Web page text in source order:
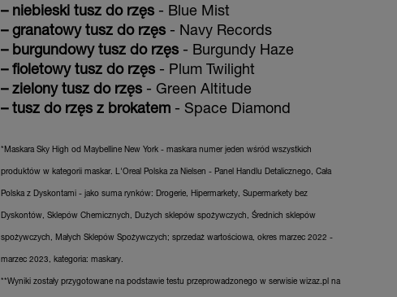
– niebieski tusz do rzęs - Blue Mist
– granatowy tusz do rzęs - Navy Records
– burgundowy tusz do rzęs - Burgundy Haze
– fioletowy tusz do rzęs - Plum Twilight
– zielony tusz do rzęs - Green Altitude
– tusz do rzęs z brokatem - Space Diamond
*Maskara Sky High od Maybelline New York - maskara numer jeden wśród wszystkich
produktów w kategorii maskar. L'Oreal Polska za Nielsen - Panel Handlu Detalicznego, Cała
Polska z Dyskontami - jako suma rynków: Drogerie, Hipermarkety, Supermarkety bez
Dyskontów, Sklepów Chemicznych, Dużych sklepów spożywczych, Średnich sklepów
spożywczych, Małych Sklepów Spożywczych; sprzedaż wartościowa, okres marzec 2022 -
marzec 2023, kategoria: maskary.
**Wyniki zostały przygotowane na podstawie testu przeprowadzonego w serwisie wizaz.pl na